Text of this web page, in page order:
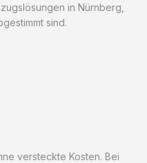
in Nürnberg,
sind.
versteckte Kosten. Bei